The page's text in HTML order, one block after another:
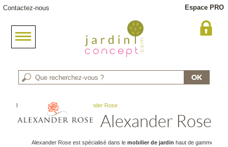
Contactez-nous Espace PRO
Meuble jardin> Marque : Alexander Rose
Alexander Rose
Alexander Rose est spécialisé dans lemobilier de jardin haut de gamme